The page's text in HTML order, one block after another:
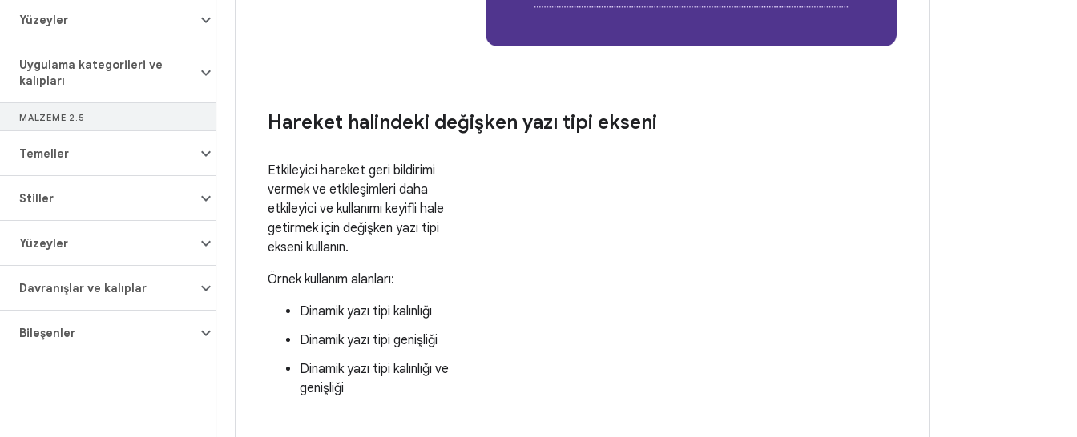
Yüzeyler
Uygulama kategorileri ve
kalıpları
MALZEME 2 . 5
Temeller
Stiller
Yüzeyler
Davranışlar ve kalıplar
Bileşenler
Hareket halindeki değişken yazı tipi ekseni
Etkileyici hareket geri bildirimi
vermek ve etkileşimleri daha
etkileyici ve kullanımı keyifli hale
getirmek için değişken yazı tipi
ekseni kullanın.
Örnek kullanım alanları:
Dinamik yazı tipi kalınlığı
Dinamik yazı tipi genişliği
Dinamik yazı tipi kalınlığı ve
genişliği